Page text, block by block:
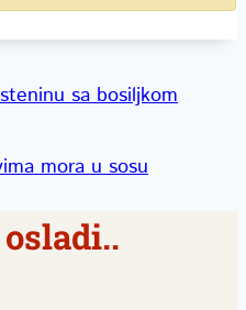
sa bosiljkom
mora u sosu